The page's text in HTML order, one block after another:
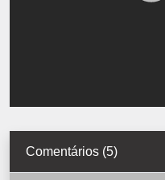
Comentários (5)